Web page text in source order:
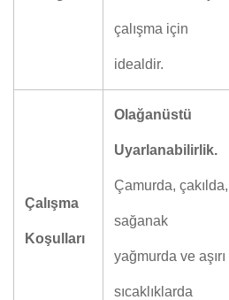
çalışma için
idealdir.
Çalışma
Koşulları
Olağanüstü
Uyarlanabilirlik.
Çamurda, çakılda,
sağanak
yağmurda ve aşırı
sıcaklıklarda